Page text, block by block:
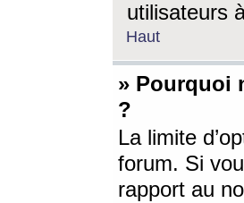
utilisateurs
Haut
» Pourquoi
?
La limite
forum. Si
rapport au